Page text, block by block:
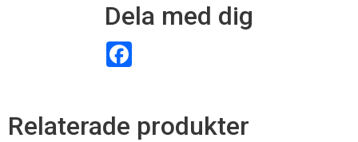
Dela med dig
o
Relaterade produkter